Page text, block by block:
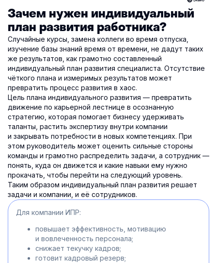
Зачем нужен индивидуальный
план развития работника?
Случайные курсы, замена коллеги во время отпуска,
изучение базы знаний время от времени, не дадут таких
же результатов, как грамотно составленный
индивидуальный план развития специалиста. Отсутствие
чёткого плана и измеримых результатов может
превратить процесс развития в хаос.
Цель плана индивидуального развития — превратить
движение по карьерной лестнице в осознанную
стратегию, которая помогает бизнесу удерживать
таланты, растить экспертизу внутри компании
и закрывать потребности в новых компетенциях. При
этом руководитель может оценить сильные стороны
команды и грамотно распределить задачи, а сотрудник —
понять, куда он движется и какие навыки ему нужно
прокачать, чтобы перейти на следующий уровень.
Таким образом индивидуальный план развития решает
задачи и компании, и её сотрудников.
Для компании ИПР:
повышает эффективность, мотивацию
и вовлеченность персонала;
снижает текучку кадров;
готовит кадровый резерв;